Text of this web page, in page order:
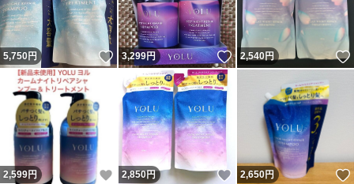
5,750円 いいね！
3,299円 いいね！
2,540円
2,599円 いいね！
2,850円 いいね！
2,650円